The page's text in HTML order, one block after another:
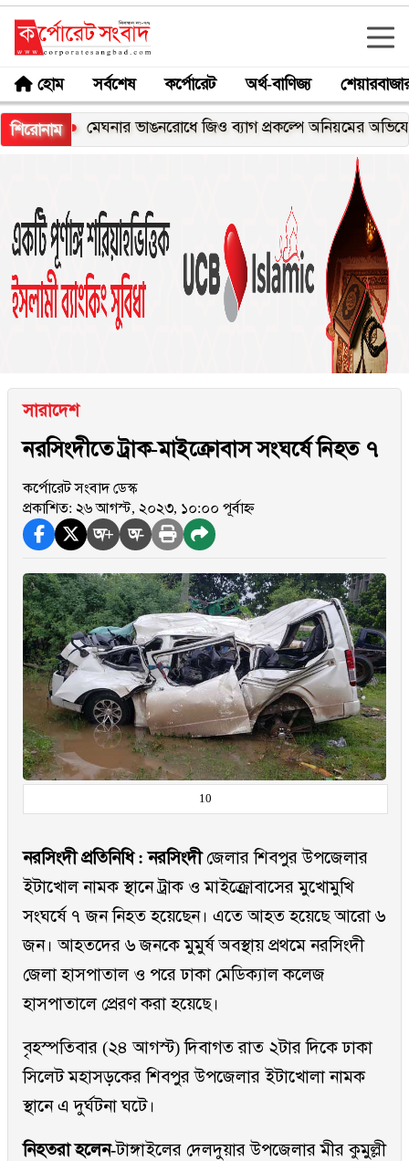
হোম সর্বশেষ কর্পোরেট অর্থ-বাণিজ্য
শিরোনামমেঘনার ভাঙনরোধে জিও ব্যাগ প্রকল্পে অনিয়মের অভিযোগ,
সারাদেশ
নরসিংদীতে ট্রাক-মাইক্রোবাস সংঘর্ষে নিহত ৭
কর্পোরেট সংবাদ ডেস্ক
প্রকাশিত: ২৬ আগস্ট, ২০২৩, ১০:০০ পূর্বাহ্ন
অ+ অ-
10
নরসিংদী প্রতিনিধি : নরসিংদীজেলার শিবপুর উপজেলার
ইটাখোল নামক স্থানে ট্রাক ও মাইক্র্রোবাসের মুখোমুখি
সংঘর্ষে ৭ জন নিহত হয়েছেন। এতে আহত হয়েছে আরো ৬
জন। আহতদের ৬ জনকে মুমুর্ষ অবস্থায় প্রথমে নরসিংদী
জেলা হাসপাতাল ও পরে ঢাকা মেডিক্যাল কলেজ
হাসপাতালে প্রেরণ করা হয়েছে।
বৃহস্পতিবার (২৪ আগস্ট) দিবাগত রাত ২টার দিকে ঢাকা
সিলেট মহাসড়কের শিবপুর উপজেলার ইটাখোলা নামক
স্থানে এ দুর্ঘটনা ঘটে।
নিহতরা হলেন-টাঙ্গাইলের দেলদুয়ার উপজেলার মীর কুমুল্লী